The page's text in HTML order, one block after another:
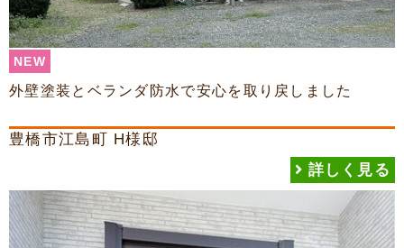
NEW
外壁塗装とベランダ防水で安心を取り戻しました
豊橋市江島町 H様邸
詳しく見る